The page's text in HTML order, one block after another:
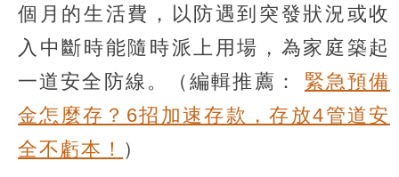
個月的生活費，以防遇到突發狀況或收
入中斷時能隨時派上用場，為家庭築起
一道安全防線。（編輯推薦： 緊急預備
金怎麼存？6招加速存款，存放4管道安
全不虧本！ ）